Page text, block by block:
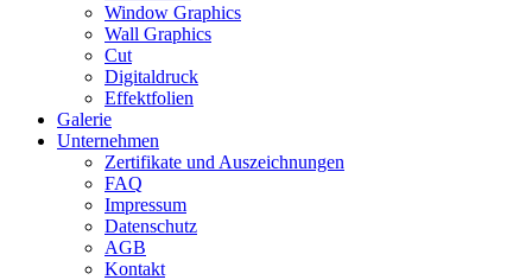
Window Graphics
Wall Graphics
Cut
Digitaldruck
Effektfolien
Galerie
Unternehmen
Zertifikate und Auszeichnungen
FAQ
Impressum
Datenschutz
AGB
Kontakt